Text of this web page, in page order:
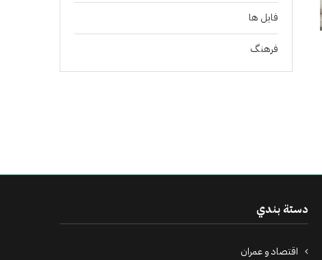
فايل ها
فرهنگ
دستة بندي
اقتصاد و عمران